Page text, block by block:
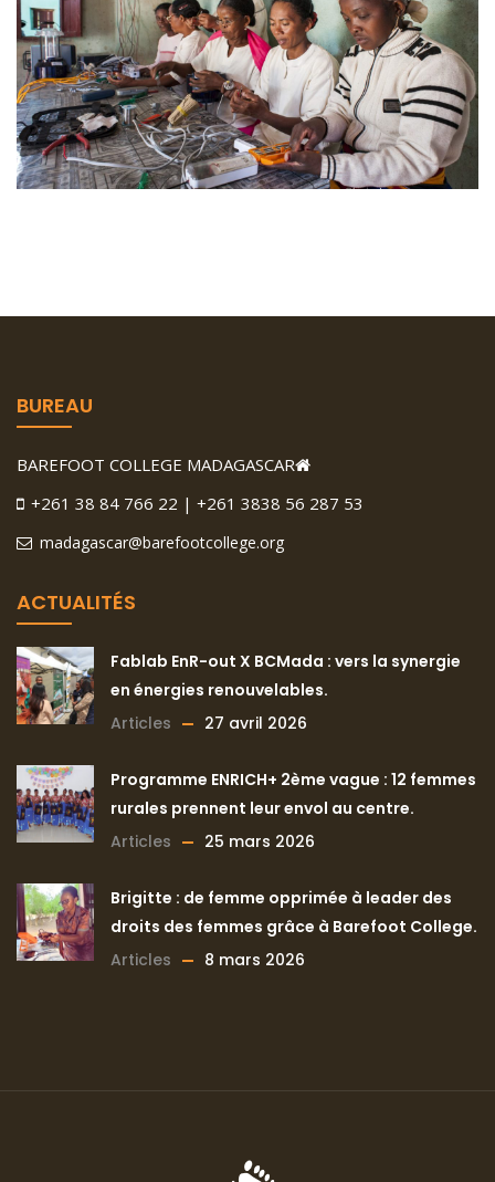
BUREAU
BAREFOOT COLLEGE MADAGASCAR
+261 38 84 766 22 | +261 3838 56 287 53
madagascar@barefootcollege.org
ACTUALITÉS
Fablab EnR-out X BCMada : vers la synergie
en énergies renouvelables.
Articles
27 avril 2026
Programme ENRICH+ 2ème vague : 12 femmes
rurales prennent leur envol au centre.
Articles
25 mars 2026
Brigitte : de femme opprimée à leader des
droits des femmes grâce à Barefoot College.
Articles
8 mars 2026